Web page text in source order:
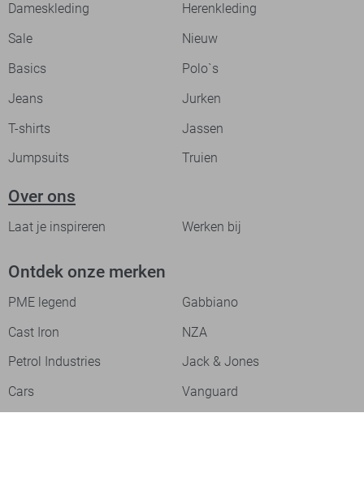
Dameskleding
Herenkleding
Sale
Nieuw
Basics
Polo`s
Jeans
Jurken
T-shirts
Jassen
Jumpsuits
Truien
Over ons
Laat je inspireren Werken bij
Ontdek onze merken
PME legend
Gabbiano
Cast Iron
NZA
Petrol Industries
Jack & Jones
Cars
Vanguard